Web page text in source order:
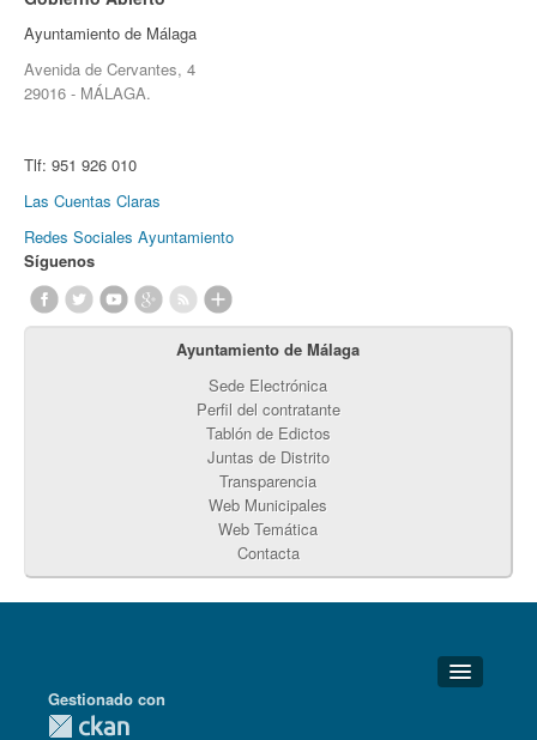
Ayuntamiento de Málaga
Avenida de Cervantes, 4
29016 - MÁLAGA.
Tlf: 951 926 010
Las Cuentas Claras
Redes Sociales Ayuntamiento
Síguenos
Ayuntamiento de Málaga
Sede Electrónica
Perfil del contratante
Tablón de Edictos
Juntas de Distrito
Transparencia
Web Municipales
Web Temática
Contacta
Detalles Técnicos
Gestionado con